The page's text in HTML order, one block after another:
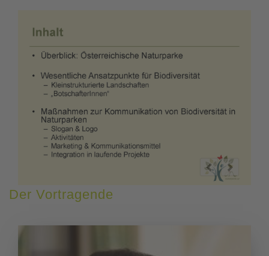
Der Vortragende